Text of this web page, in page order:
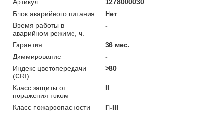
Артикул
1278000030
Блок аварийного питания
Нет
Время работы в
аварийном режиме, ч.
-
Гарантия
36 мес.
Диммирование
-
Индекс цветопередачи
(CRI)
>80
Класс защиты от
поражения током
II
Класс пожароопасности
П-ІІІ